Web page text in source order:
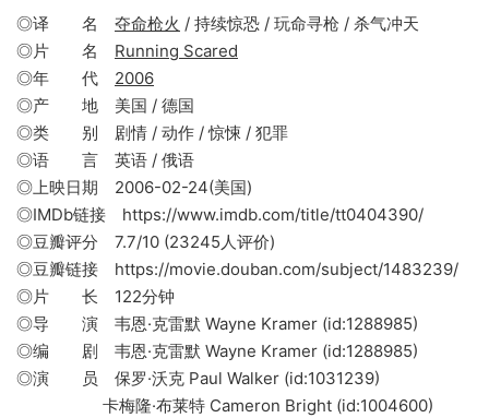
◎译 名 夺命枪火 / 持续惊恐 / 玩命寻枪 / 杀气冲天
◎片 名 Running Scared
◎年 代 2006
◎产 地 美国 / 德国
◎类 别 剧情 / 动作 / 惊悚 / 犯罪
◎语 言 英语 / 俄语
◎上映日期 2006-02-24(美国)
◎IMDb链接 https://www.imdb.com/title/tt0404390/
◎豆瓣评分 7.7/10 (23245人评价)
◎豆瓣链接 https://movie.douban.com/subject/1483239/
◎片 长 122分钟
◎导 演 韦恩·克雷默 Wayne Kramer (id:1288985)
◎编 剧 韦恩·克雷默 Wayne Kramer (id:1288985)
◎演 员 保罗·沃克 Paul Walker (id:1031239)
卡梅隆·布莱特 Cameron Bright (id:1004600)